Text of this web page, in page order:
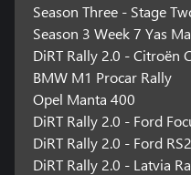
Season Three - Stage
Season 3 Week 7 Yas
DiRT Rally 2.0 - Citroën
BMW M1 Procar Rally
Opel Manta 400
DiRT Rally 2.0 - Ford
DiRT Rally 2.0 - Ford
DiRT Rally 2.0 - Latvia